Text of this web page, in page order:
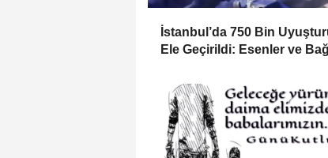
İstanbul’da 750 Bin
Ele Geçirildi: Esenler ve